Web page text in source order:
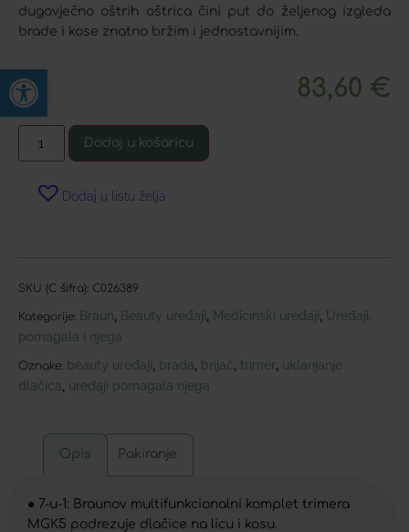
Open toolbar
dugovječno oštrih oštrica čini put do željenog izgleda
brade i kose znatno bržim i jednostavnijim.
83,60 €
Dodaj u košaricu
Dodaj u listu želja
SKU (C šifra): C026389
Kategorije: Braun, Beauty uređaji, Medicinski uređaji, Uređaji,
pomagala i njega
Oznake: beauty uređaji, brada, brijač, trimer, uklanjanje
dlačica, uređaji pomagala njega
Opis Pakiranje
● 7-u-1: Braunov multifunkcionalni komplet trimera
MGK5 podrezuje dlačice na licu i kosu.